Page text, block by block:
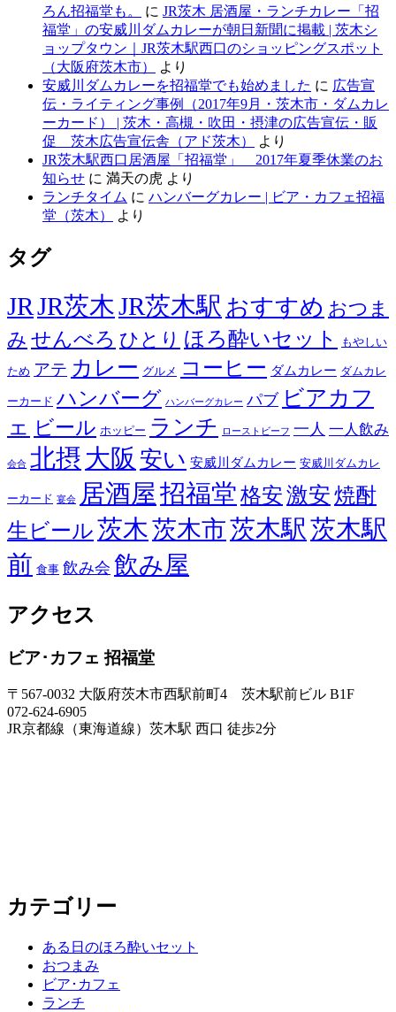
ろん招福堂も。 に JR茨木 居酒屋・ランチカレー「招
福堂」の安威川ダムカレーが朝日新聞に掲載 | 茨木シ
ョップタウン｜JR茨木駅西口のショッピングスポット
（大阪府茨木市）
より
安威川ダムカレーを招福堂でも始めました に 広告宣
伝・ライティング事例（2017年9月・茨木市・ダムカレ
ーカード） | 茨木・高槻・吹田・摂津の広告宣伝・販
促 茨木広告宣伝舎（アド茨木）
より
JR茨木駅西口居酒屋「招福堂」 2017年夏季休業のお
知らせ に 満天の虎 より
ランチタイム に ハンバーグカレー | ビア・カフェ招福
堂（茨木）
より
タグ
JRJR茨木JR茨木駅 おすすめ おつま
み せんべろ ひとり ほろ酔いセット もやしい
ため アテ カレー グルメ コーヒー ダムカレー ダムカレ
ーカード ハンバーグ ハンバーグカレー パブ ビアカフ
ェ ビール ホッピー ランチ ローストビーフ 一人 一人飲み
会合 北摂 大阪 安い 安威川ダムカレー 安威川ダムカレ
ーカード 宴会 居酒屋招福堂格安激安焼酎
生ビール茨木茨木市茨木駅 茨木駅
前 食事 飲み会 飲み屋
アクセス
ビア･カフェ 招福堂
〒567-0032 大阪府茨木市西駅前町4 茨木駅前ビル B1F
072-624-6905
JR京都線（東海道線）茨木駅 西口 徒歩2分
カテゴリー
ある日のほろ酔いセット
おつまみ
ビア･カフェ
ランチ